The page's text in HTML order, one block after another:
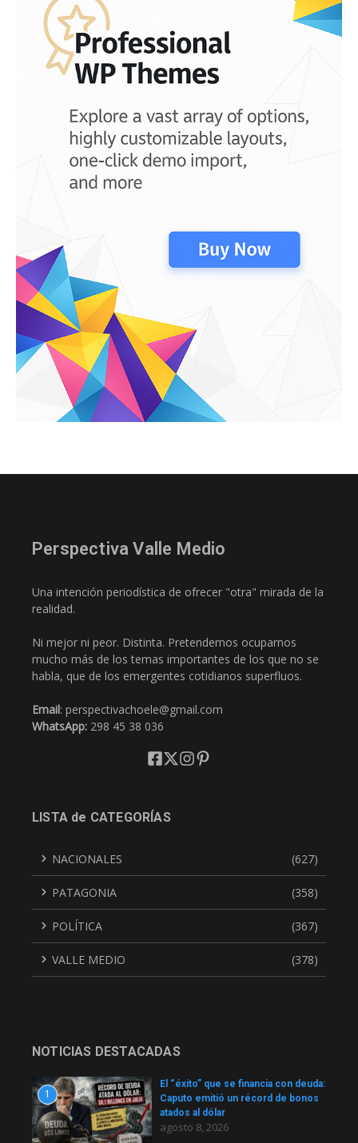
Perspectiva Valle Medio
Una intención periodística de ofrecer "otra" mirada de la
realidad.
Ni mejor ni peor. Distinta. Pretendemos ocuparnos
mucho más de los temas importantes de los que no se
habla, que de los emergentes cotidianos superfluos.
Email: perspectivachoele@gmail.com
WhatsApp: 298 45 38 036
LISTA de CATEGORÍAS
NACIONALES (627)
PATAGONIA (358)
POLÍTICA (367)
VALLE MEDIO (378)
NOTICIAS DESTACADAS
1
El “éxito” que se financia con deuda:
Caputo emitió un récord de bonos
atados al dólar
agosto 8, 2026